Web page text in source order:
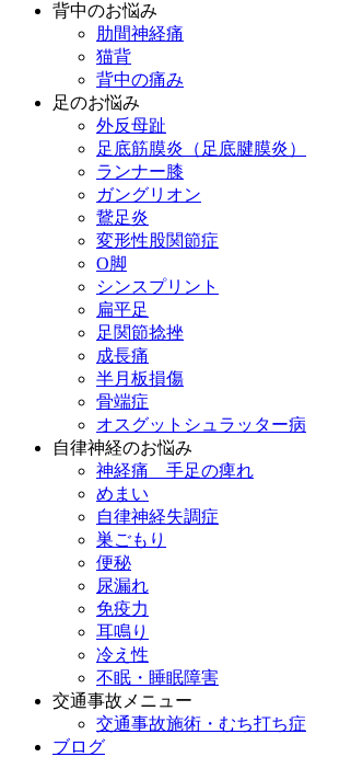
背中のお悩み
肋間神経痛
猫背
背中の痛み
足のお悩み
外反母趾
足底筋膜炎（足底腱膜炎）
ランナー膝
ガングリオン
鵞足炎
変形性股関節症
O脚
シンスプリント
扁平足
足関節捻挫
成長痛
半月板損傷
骨端症
オスグットシュラッター病
自律神経のお悩み
神経痛 手足の痺れ
めまい
自律神経失調症
巣ごもり
便秘
尿漏れ
免疫力
耳鳴り
冷え性
不眠・睡眠障害
交通事故メニュー
交通事故施術・むち打ち症
ブログ